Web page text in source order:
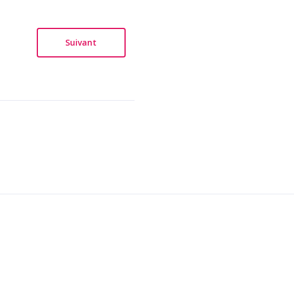
Suivant